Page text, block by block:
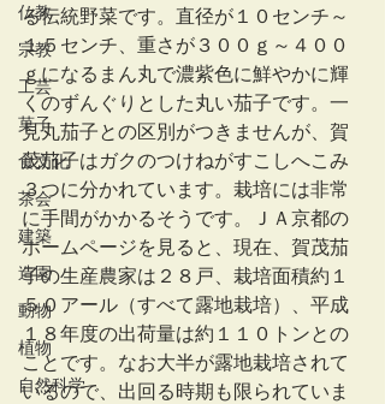
仏教
宗教
工芸
菓子
食文化
茶会
建築
造園
動物
植物
自然科学
る伝統野菜です。直径が１０センチ～
１５センチ、重さが３００ｇ～４００
ｇになるまん丸で濃紫色に鮮やかに輝
くのずんぐりとした丸い茄子です。一
見丸茄子との区別がつきませんが、賀
茂茄子はガクのつけねがすこしへこみ
３つに分かれています。栽培には非常
に手間がかかるそうです。ＪＡ京都の
ホームページを見ると、現在、賀茂茄
子の生産農家は２８戸、栽培面積約１
５０アール（すべて露地栽培）、平成
１８年度の出荷量は約１１０トンとの
ことです。なお大半が露地栽培されて
いるので、出回る時期も限られていま